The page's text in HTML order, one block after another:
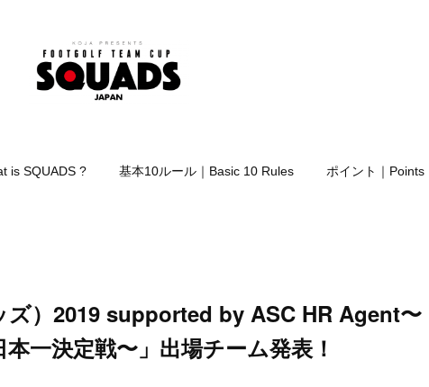
is SQUADS ? 基本10ルール｜Basic 10 Rules ポイント｜Points
ズ）2019 supported by ASC HR Agent〜
一決定戦〜」出場チーム発表！